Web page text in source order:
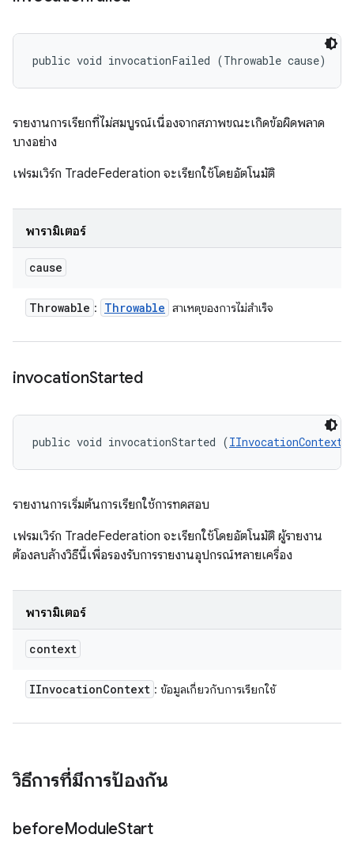
public void invocationFailed (Throwable cause)
รายงานการเรียกที่ไม่สมบูรณ์เนื่องจากสภาพขณะเกิดข้อผิดพลาด
บางอย่าง
เฟรมเวิร์ก TradeFederation จะเรียกใช้โดยอัตโนมัติ
พารามิเตอร์
cause
Throwable : Throwable สาเหตุของการไม่สําเร็จ
invocationStarted
public void invocationStarted (IInvocationContext
รายงานการเริ่มต้นการเรียกใช้การทดสอบ
เฟรมเวิร์ก TradeFederation จะเรียกใช้โดยอัตโนมัติ ผู้รายงาน
ต้องลบล้างวิธีนี้เพื่อรองรับการรายงานอุปกรณ์หลายเครื่อง
พารามิเตอร์
context
IInvocationContext : ข้อมูลเกี่ยวกับการเรียกใช้
วิธีการที่มีการป้องกัน
beforeModuleStart